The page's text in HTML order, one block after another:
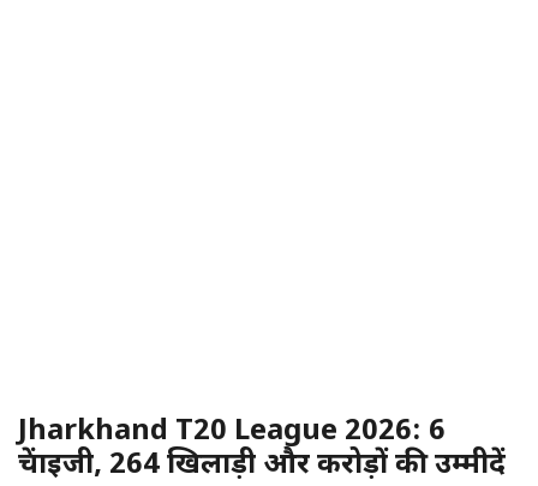
Jharkhand T20 League 2026: 6
फ्रेंचाइजी, 264 खिलाड़ी और करोड़ों की उम्मीदें